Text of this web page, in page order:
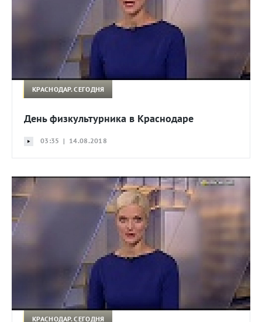
КРАСНОДАР. СЕГОДНЯ
День физкультурника в Краснодаре
03:35 | 14.08.2018
КРАСНОДАР. СЕГОДНЯ